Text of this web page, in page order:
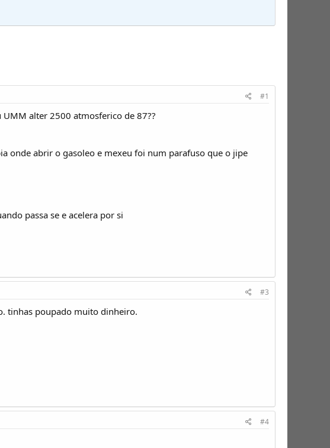
#1
alter 2500 atmosferico de 87??
onde abrir o gasoleo e mexeu foi num parafuso que o jipe
passa se e acelera por si
#3
tinhas poupado muito dinheiro.
#4